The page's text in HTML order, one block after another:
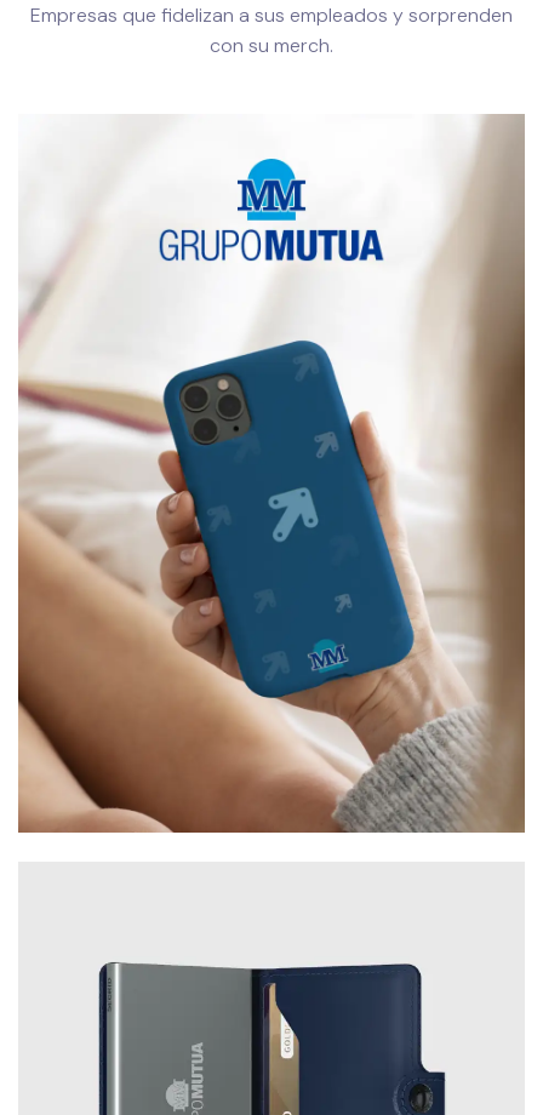
Empresas que fidelizan a sus empleados y sorprenden
con su merch.